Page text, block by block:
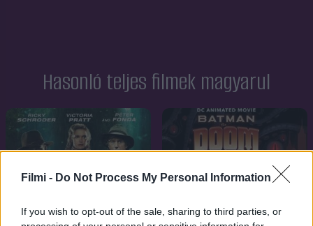
Filmi - Do Not Process My Personal Information
If you wish to opt-out of the sale, sharing to third parties, or
Hasonló teljes filmek magyarul